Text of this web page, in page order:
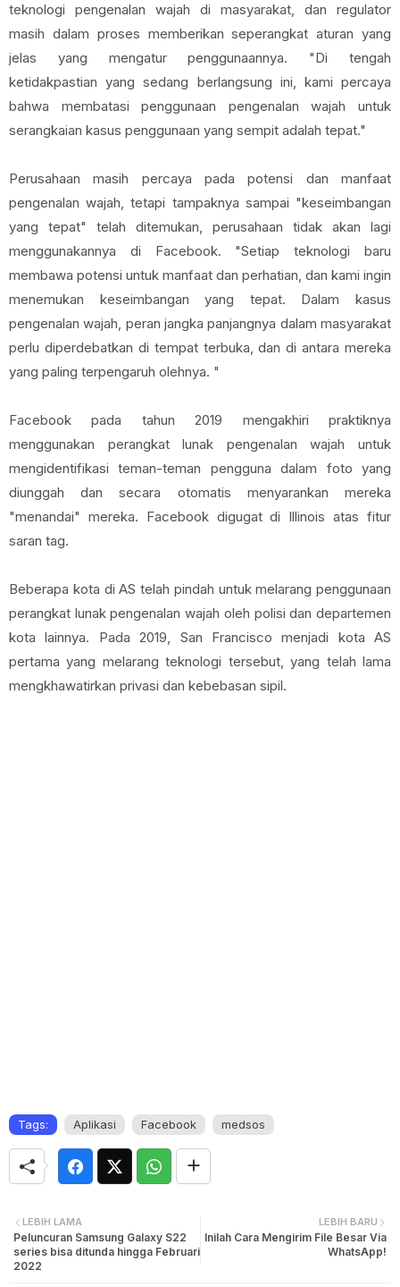
teknologi pengenalan wajah di masyarakat, dan regulator
masih dalam proses memberikan seperangkat aturan yang
jelas yang mengatur penggunaannya. "Di tengah
ketidakpastian yang sedang berlangsung ini, kami percaya
bahwa membatasi penggunaan pengenalan wajah untuk
serangkaian kasus penggunaan yang sempit adalah tepat."
Perusahaan masih percaya pada potensi dan manfaat
pengenalan wajah, tetapi tampaknya sampai "keseimbangan
yang tepat" telah ditemukan, perusahaan tidak akan lagi
menggunakannya di Facebook. "Setiap teknologi baru
membawa potensi untuk manfaat dan perhatian, dan kami ingin
menemukan keseimbangan yang tepat. Dalam kasus
pengenalan wajah, peran jangka panjangnya dalam masyarakat
perlu diperdebatkan di tempat terbuka, dan di antara mereka
yang paling terpengaruh olehnya. "
Facebook pada tahun 2019 mengakhiri praktiknya
menggunakan perangkat lunak pengenalan wajah untuk
mengidentifikasi teman-teman pengguna dalam foto yang
diunggah dan secara otomatis menyarankan mereka
"menandai" mereka. Facebook digugat di Illinois atas fitur
saran tag.
Beberapa kota di AS telah pindah untuk melarang penggunaan
perangkat lunak pengenalan wajah oleh polisi dan departemen
kota lainnya. Pada 2019, San Francisco menjadi kota AS
pertama yang melarang teknologi tersebut, yang telah lama
mengkhawatirkan privasi dan kebebasan sipil.
Tags: Aplikasi Facebook medsos
LEBIH BARU
Inilah Cara Mengirim File Besar Via
WhatsApp!
LEBIH LAMA
Peluncuran Samsung Galaxy S22
series bisa ditunda hingga Februari
2022